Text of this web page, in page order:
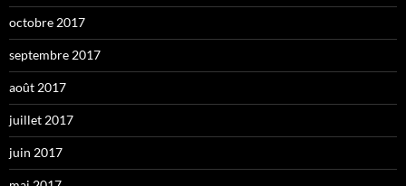
octobre 2017
septembre 2017
août 2017
juillet 2017
juin 2017